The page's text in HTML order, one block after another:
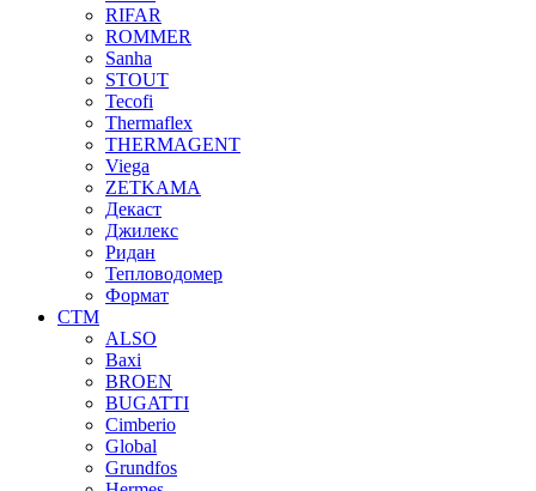
RIFAR
ROMMER
Sanha
STOUT
Tecofi
Thermaflex
THERMAGENT
Viega
ZETKAMA
Декаст
Джилекс
Ридан
Тепловодомер
Формат
СТМ
ALSO
Baxi
BROEN
BUGATTI
Cimberio
Global
Grundfos